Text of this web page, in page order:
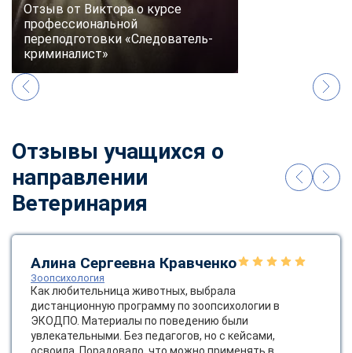
Отзыв от Виктора о курсе
профессиональной
переподготовки «Следователь-
криминалист»
Отзывы учащихся о
направлении
Ветеринария
Алина Сергеевна Кравченко
Зоопсихология
Как любительница животных, выбрала
дистанционную программу по зоопсихологии в
ЭКОДПО. Материалы по поведению были
увлекательными. Без педагогов, но с кейсами,
освоила. Порадовало, что можно применять в
Мессенджеры
Свяжитесь с нами через любой удобный мессенджер!
Telegram
Vkontakte
Max